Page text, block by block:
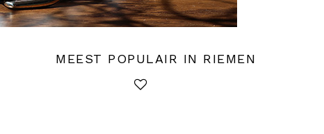
MEEST POPULAIR IN RIEMEN